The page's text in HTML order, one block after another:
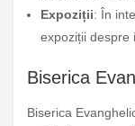
Expoziții: În
expoziții despre
Biserica
Biserica